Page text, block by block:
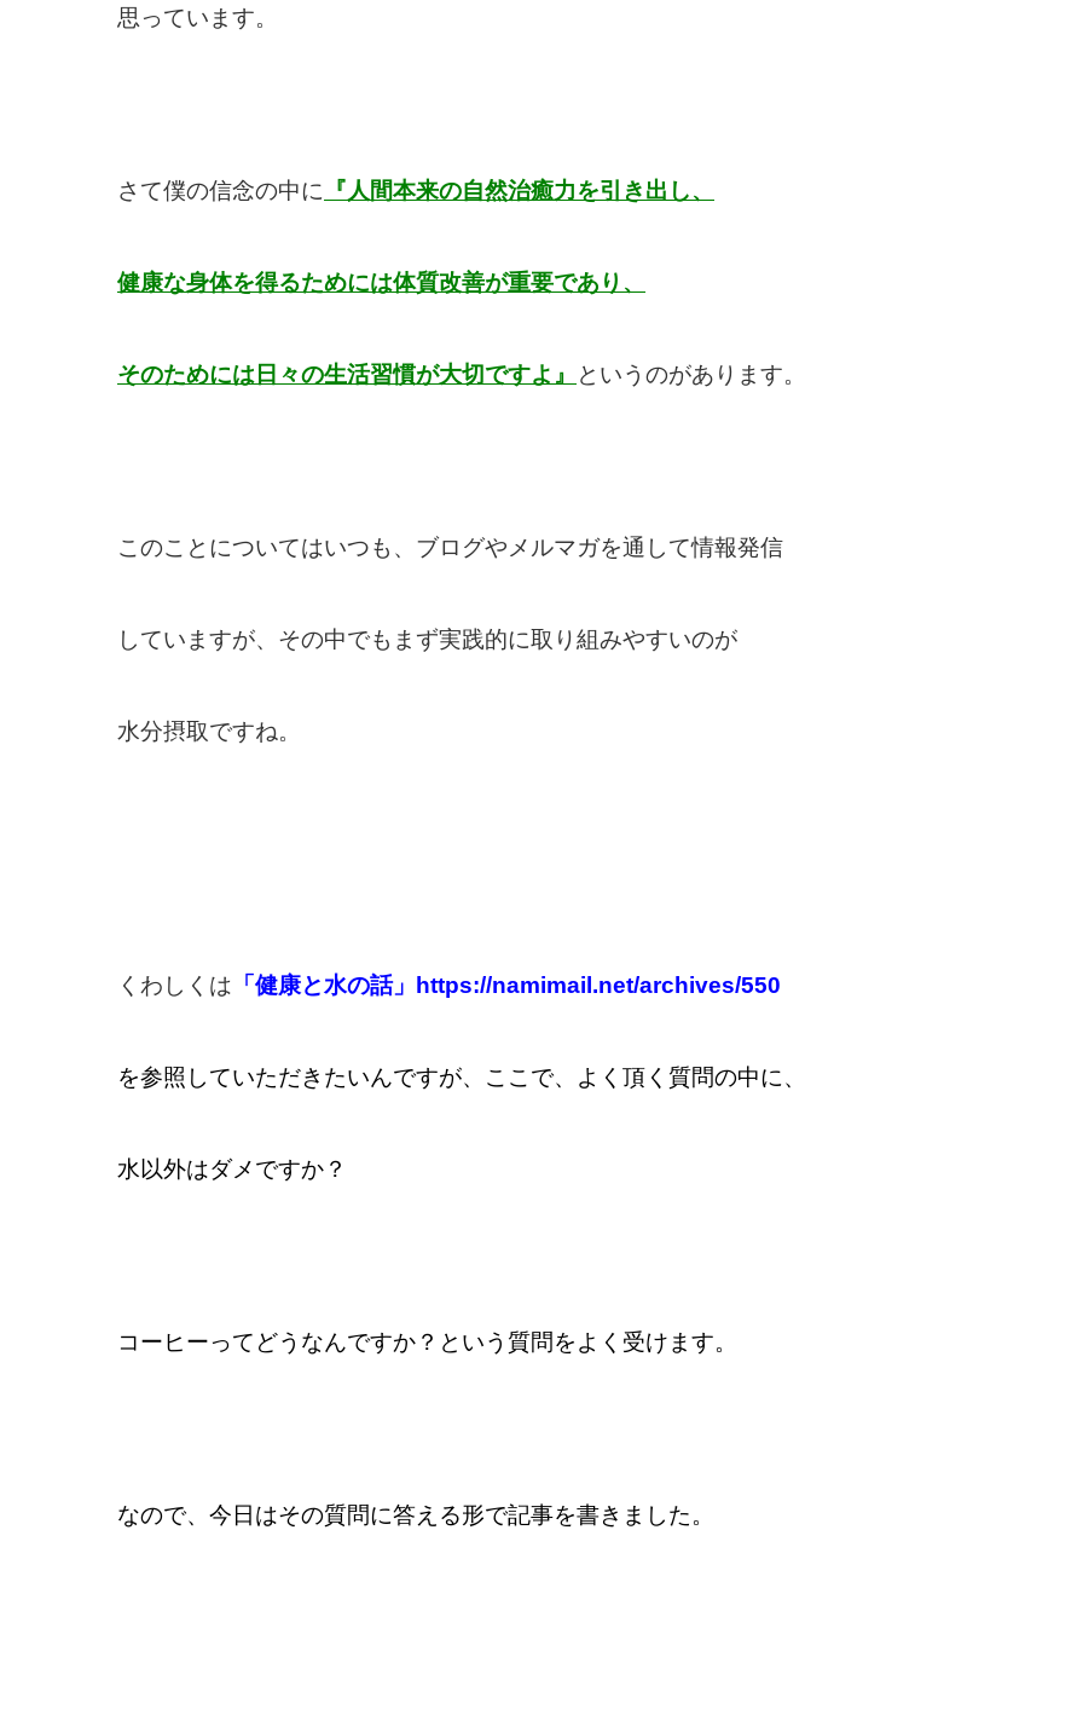
思っています。
さて僕の信念の中に 『人間本来の自然治癒力を引き出し、
健康な身体を得るためには体質改善が重要であり、
そのためには日々の生活習慣が大切ですよ』 というのがあります。
このことについてはいつも、ブログやメルマガを通して情報発信
していますが、その中でもまず実践的に取り組みやすいのが
水分摂取ですね。
くわしくは 「健康と水の話」https://namimail.net/archives/550
を参照していただきたいんですが、ここで、よく頂く質問の中に、
水以外はダメですか？
コーヒーってどうなんですか？という質問をよく受けます。
なので、今日はその質問に答える形で記事を書きました。